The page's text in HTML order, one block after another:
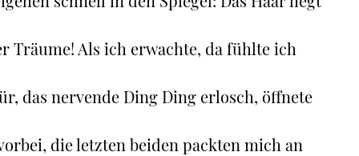
Träume! Als ich erwachte, da fühlte ich
das nervende Ding Ding erlosch, öffnete
die letzten beiden packten mich an